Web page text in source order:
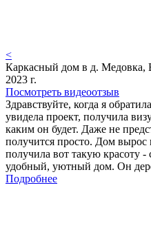
<
Каркасный дом в д. Медовка,
2023 г.
Посмотреть видеоотзыв
Здравствуйте, когда я
увидела проект, получила
каким он будет. Даже не
получится просто. Дом вырос
получила вот такую красоту
удобный, уютный дом. Он
Подробнее